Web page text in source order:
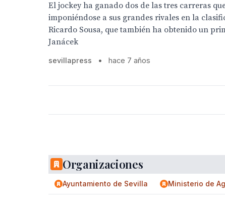
El jockey ha ganado dos de las tres carreras
imponiéndose a sus grandes rivales en la
Ricardo Sousa, que también ha obtenido un
Janácek
sevillapress • hace 7 años
Organizaciones
Ayuntamiento de Sevilla Ministerio de